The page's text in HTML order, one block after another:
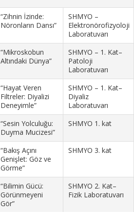
“Zihnin İzinde:
Nöronların Dansı”
SHMYO –
Elektronörofizyoloji
Laboratuvarı
“Mikroskobun
Altındaki Dünya”
SHMYO – 1. Kat–
Patoloji
Laboratuvarı
“Hayat Veren
Filtreler: Diyalizi
Deneyimle”
SHMYO – 1. Kat–
Diyaliz
Laboratuvarı
“Sesin Yolculuğu:
Duyma Mucizesi”
SHMYO 1. kat
“Bakış Açını
Genişlet: Göz ve
Görme”
SHMYO 3. kat
“Bilimin Gücü:
Görünmeyeni
Gör”
SHMYO 2. Kat–
Fizik Laboratuvarı